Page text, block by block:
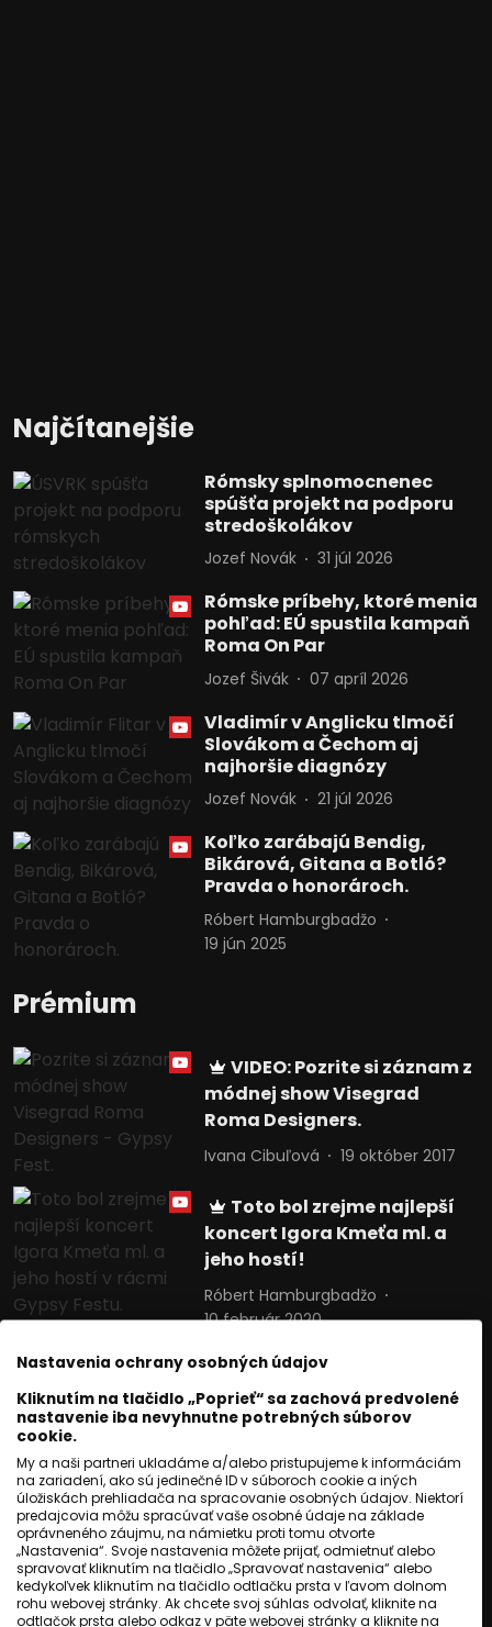
Najčítanejšie
Rómsky splnomocnenec
spúšťa projekt na podporu
stredoškolákov
Jozef Novák 31 júl 2026
Rómske príbehy, ktoré menia
pohľad: EÚ spustila kampaň
Roma On Par
Jozef Šivák 07 apríl 2026
Vladimír v Anglicku tlmočí
Slovákom a Čechom aj
najhoršie diagnózy
Jozef Novák 21 júl 2026
Koľko zarábajú Bendig,
Bikárová, Gitana a Botló?
Pravda o honorároch.
Róbert Hamburgbadžo
19 jún 2025
Prémium
VIDEO: Pozrite si záznam z
módnej show Visegrad
Roma Designers.
Ivana Cibuľová 19 október 2017
Toto bol zrejme najlepší
koncert Igora Kmeťa ml. a
jeho hostí!
Róbert Hamburgbadžo
10 február 2020
Pozrite si záznam z
koncertu nemeckého
speváka Ricarda Kwieka.
Roma Television
15 september 2023
Mária Pavlijová: Prvá
rómska baletka, ktorá si
splnila svoj sen.
Ivana Cibuľová 20 október 2024
Nastavenia ochrany osobných údajov
Kliknutím na tlačidlo „Poprieť“ sa zachová predvolené
nastavenie iba nevyhnutne potrebných súborov
cookie.
My a naši partneri ukladáme a/alebo pristupujeme k informáciám
na zariadení, ako sú jedinečné ID v súboroch cookie a iných
úložiskách prehliadača na spracovanie osobných údajov. Niektorí
predajcovia môžu spracúvať vaše osobné údaje na základe
oprávneného záujmu, na námietku proti tomu otvorte
„Nastavenia“. Svoje nastavenia môžete prijať, odmietnuť alebo
spravovať kliknutím na tlačidlo „Spravovať nastavenia“ alebo
kedykoľvek kliknutím na tlačidlo odtlačku prsta v ľavom dolnom
rohu webovej stránky. Ak chcete svoj súhlas odvolať, kliknite na
odtlačok prsta alebo odkaz v päte webovej stránky a kliknite na